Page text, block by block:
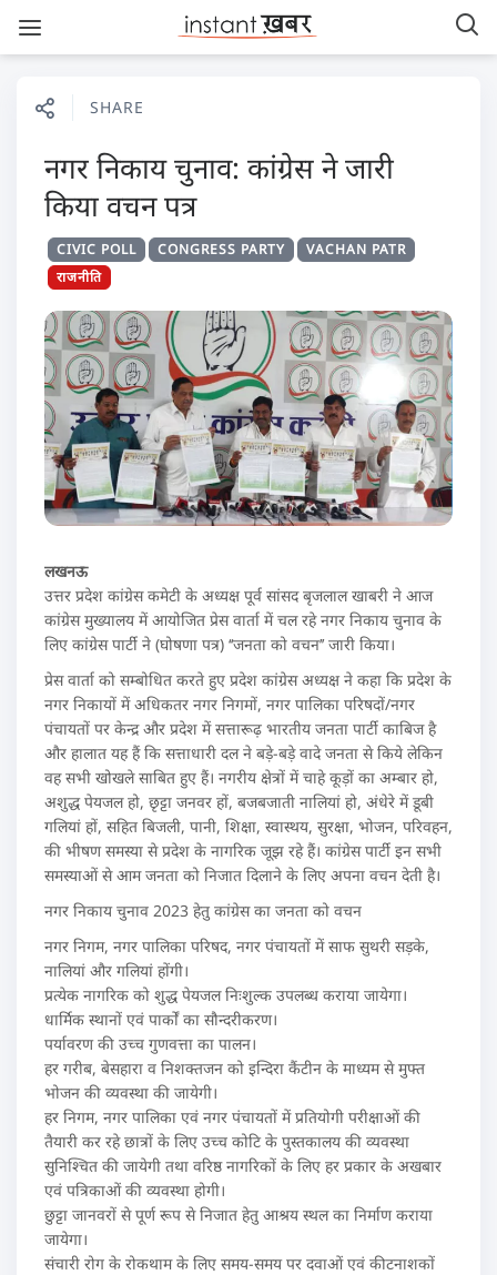
SHARE
नगर निकाय चुनाव: कांग्रेस ने जारी
किया वचन पत्र
CIVIC POLL CONGRESS PARTY
VACHAN PATR
राजनीति
लखनऊ
उत्तर प्रदेश कांग्रेस कमेटी के अध्यक्ष पूर्व सांसद बृजलाल खाबरी ने आज
कांग्रेस मुख्यालय में आयोजित प्रेस वार्ता में चल रहे नगर निकाय चुनाव के
लिए कांग्रेस पार्टी ने (घोषणा पत्र) ‘‘जनता को वचन’’ जारी किया।
प्रेस वार्ता को सम्बोधित करते हुए प्रदेश कांग्रेस अध्यक्ष ने कहा कि प्रदेश के
नगर निकायों में अधिकतर नगर निगमों, नगर पालिका परिषदों/नगर
पंचायतों पर केन्द्र और प्रदेश में सत्तारूढ़ भारतीय जनता पार्टी काबिज है
और हालात यह हैं कि सत्ताधारी दल ने बड़े-बड़े वादे जनता से किये लेकिन
वह सभी खोखले साबित हुए हैं। नगरीय क्षेत्रों में चाहे कूड़ों का अम्बार हो,
अशुद्ध पेयजल हो, छृट्टा जनवर हों, बजबजाती नालियां हो, अंधेरे में डूबी
गलियां हों, सहित बिजली, पानी, शिक्षा, स्वास्थय, सुरक्षा, भोजन, परिवहन,
की भीषण समस्या से प्रदेश के नागरिक जूझ रहे हैं। कांग्रेस पार्टी इन सभी
समस्याओं से आम जनता को निजात दिलाने के लिए अपना वचन देती है।
नगर निकाय चुनाव 2023 हेतु कांग्रेस का जनता को वचन
नगर निगम, नगर पालिका परिषद, नगर पंचायतों में साफ सुथरी सड़के,
नालियां और गलियां होंगी।
प्रत्येक नागरिक को शुद्ध पेयजल निःशुल्क उपलब्ध कराया जायेगा।
धार्मिक स्थानों एवं पार्कों का सौन्दरीकरण।
पर्यावरण की उच्च गुणवत्ता का पालन।
हर गरीब, बेसहारा व निशक्तजन को इन्दिरा कैंटीन के माध्यम से मुफ्त
भोजन की व्यवस्था की जायेगी।
हर निगम, नगर पालिका एवं नगर पंचायतों में प्रतियोगी परीक्षाओं की
तैयारी कर रहे छात्रों के लिए उच्च कोटि के पुस्तकालय की व्यवस्था
सुनिश्चित की जायेगी तथा वरिष्ठ नागरिकों के लिए हर प्रकार के अखबार
एवं पत्रिकाओं की व्यवस्था होगी।
छुट्टा जानवरों से पूर्ण रूप से निजात हेतु आश्रय स्थल का निर्माण कराया
जायेगा।
संचारी रोग के रोकथाम के लिए समय-समय पर दवाओं एवं कीटनाशकों